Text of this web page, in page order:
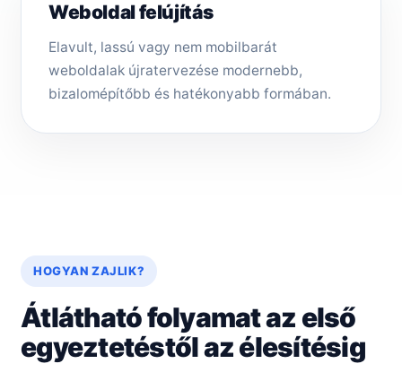
Weboldal felújítás
Elavult, lassú vagy nem mobilbarát
weboldalak újratervezése modernebb,
bizalomépítőbb és hatékonyabb formában.
HOGYAN ZAJLIK?
Átlátható folyamat az első
egyeztetéstől az élesítésig